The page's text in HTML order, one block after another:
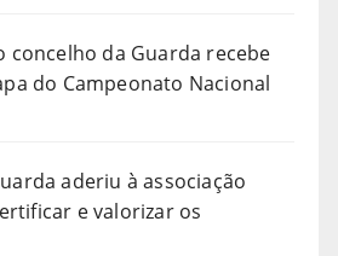
concelho da Guarda recebe
do Campeonato Nacional
aderiu à associação
e valorizar os